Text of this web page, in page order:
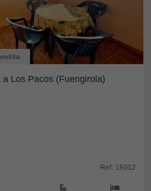
a Los Pacos (Fuengirola)
Ref: 16012